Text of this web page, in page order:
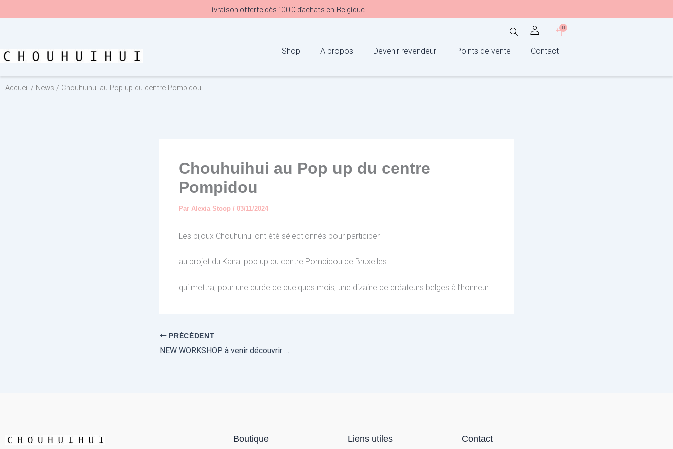
au
Livraison offerte dès 100€ d’achats en Belgique
0
Panier
Shop A propos Devenir revendeur Points de vente Contact
Accueil / News / Chouhuihui au Pop up du centre Pompidou
Chouhuihui au Pop up du centre
Pompidou
Par Alexia Stoop / 03/11/2024
Les bijoux Chouhuihui ont été sélectionnés pour participer
au projet du Kanal pop up du centre Pompidou de Bruxelles
qui mettra, pour une durée de quelques mois, une dizaine de créateurs belges à l’honneur.
PRÉCÉDENT
NEW WORKSHOP à venir découvrir sur RDV
Boutique Liens utiles Contact